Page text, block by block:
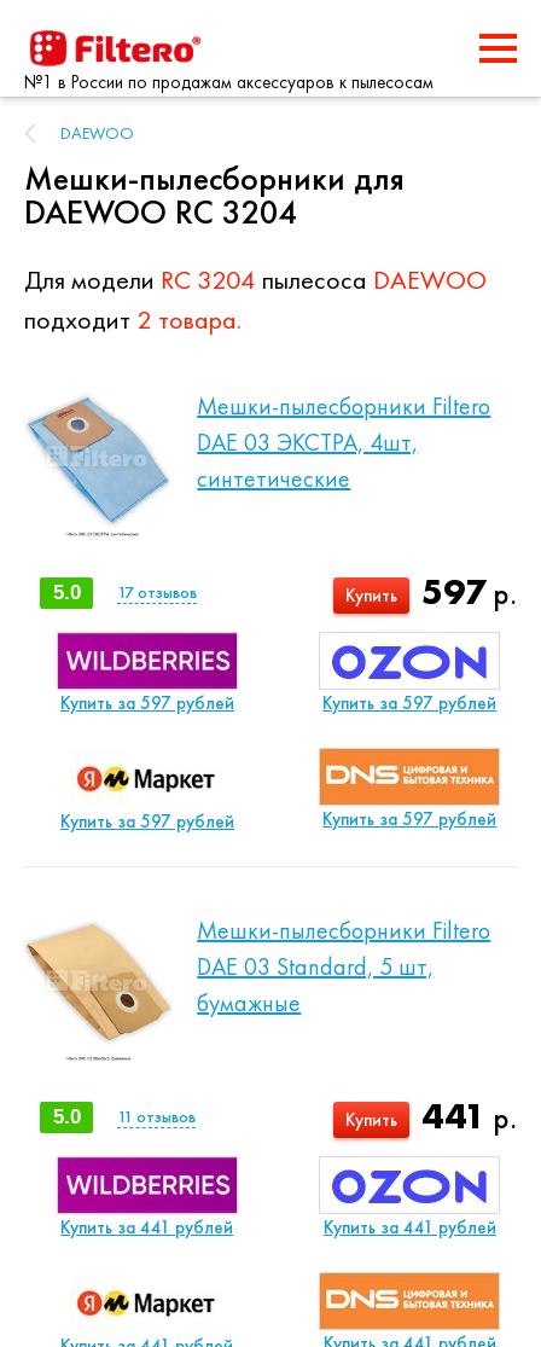
№1 в России по продажам аксессуаров к пылесосам
DAEWOO
Мешки-пылесборники для
DAEWOO RC 3204
Для модели RC 3204 пылесоса DAEWOO
подходит 2 товара.
Мешки-пылесборники Filtero
DAE 03 ЭКСТРА, 4шт,
синтетические
597р.
Купить
5.0 17отзывов
Купить за 597 рублей Купить за 597 рублей
Купить за 597 рублей Купить за 597 рублей
Мешки-пылесборники Filtero
DAE 03 Standard, 5 шт,
бумажные
441 р.
Купить
5.0 11 отзывов
Купить за 441 рублей Купить за 441 рублей